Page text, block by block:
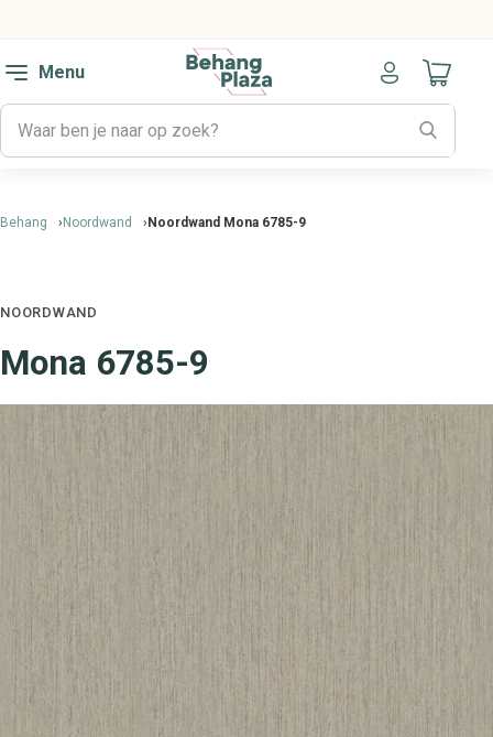
Menu
Naar
Behang Noordwand Noordwand Mona 6785-9
NOORDWAND
Mona 6785-9